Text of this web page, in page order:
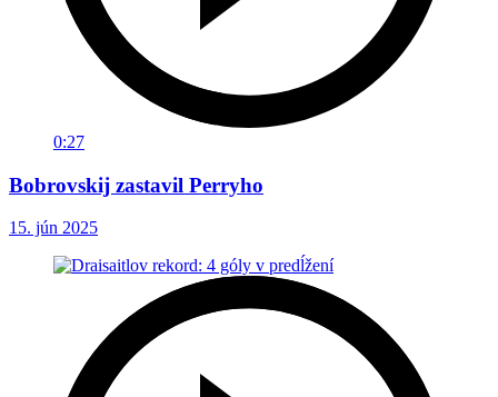
0:27
Bobrovskij zastavil Perryho
15. jún 2025